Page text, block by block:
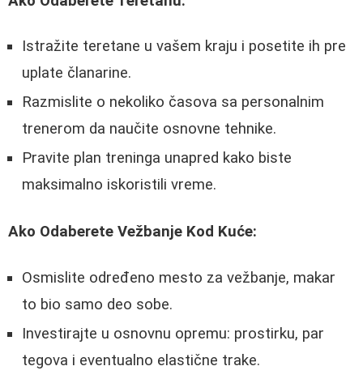
Istražite teretane u vašem kraju i posetite ih pre
uplate članarine.
Razmislite o nekoliko časova sa personalnim
trenerom da naučite osnovne tehnike.
Pravite plan treninga unapred kako biste
maksimalno iskoristili vreme.
Ako Odaberete Vežbanje Kod Kuće:
Osmislite određeno mesto za vežbanje, makar
to bio samo deo sobe.
Investirajte u osnovnu opremu: prostirku, par
tegova i eventualno elastične trake.